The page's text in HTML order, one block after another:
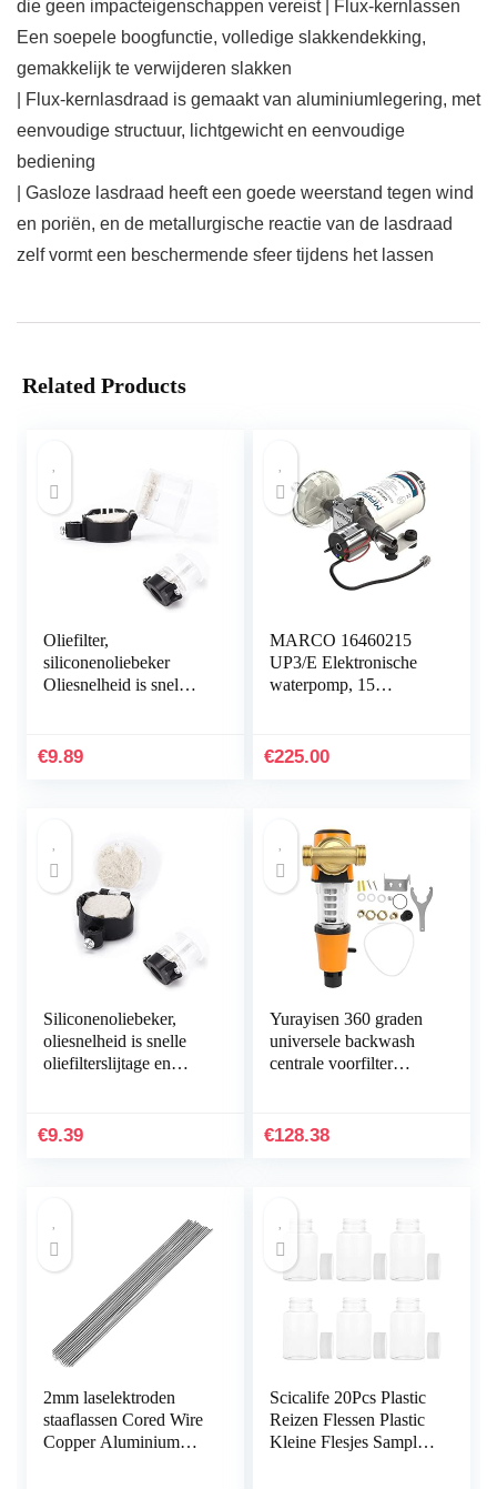
die geen impacteigenschappen vereist | Flux-kernlassen
Een soepele boogfunctie, volledige slakkendekking,
gemakkelijk te verwijderen slakken
| Flux-kernlasdraad is gemaakt van aluminiumlegering, met
eenvoudige structuur, lichtgewicht en eenvoudige
bediening
| Gasloze lasdraad heeft een goede weerstand tegen wind
en poriën, en de metallurgische reactie van de lasdraad
zelf vormt een beschermende sfeer tijdens het lassen
Related Products
Oliefilter,
siliconenoliebeker
Oliesnelheid is snel
voor onderhoud
€9.89
MARCO 16460215
UP3/E Elektronische
waterpomp, 15
€225.00
Siliconenoliebeker,
oliesnelheid is snelle
oliefilterslijtage en
naaimachinekamers
€9.39
Yurayisen 360 graden
universele backwash
centrale voorfilter
apparaten
€128.38
2mm laselektroden
staaflassen Cored Wire
Copper Aluminium
Scicalife 20Pcs Plastic
Reizen Flessen Plastic
Kleine Flesjes Sample